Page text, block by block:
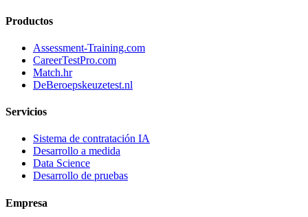
Productos
Assessment-Training.com
CareerTestPro.com
Match.hr
DeBeroepskeuzetest.nl
Servicios
Sistema de contratación IA
Desarrollo a medida
Data Science
Desarrollo de pruebas
Empresa